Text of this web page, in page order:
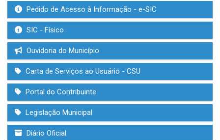
Pedido de Acesso à Informação - e-SIC
SIC - Físico
Ouvidoria do Município
Carta de Serviços ao Usuário - CSU
Portal do Contribuinte
Legislação Municipal
Diário Oficial